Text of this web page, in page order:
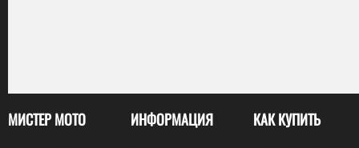
МИСТЕР МОТО ИНФОРМАЦИЯ КАК КУПИТЬ